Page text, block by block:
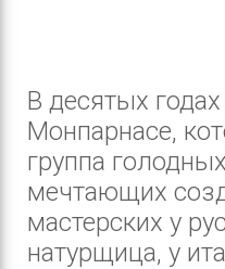
В десятых
Монпарнасе,
группа
мечтающих
мастерских у
натурщица, у